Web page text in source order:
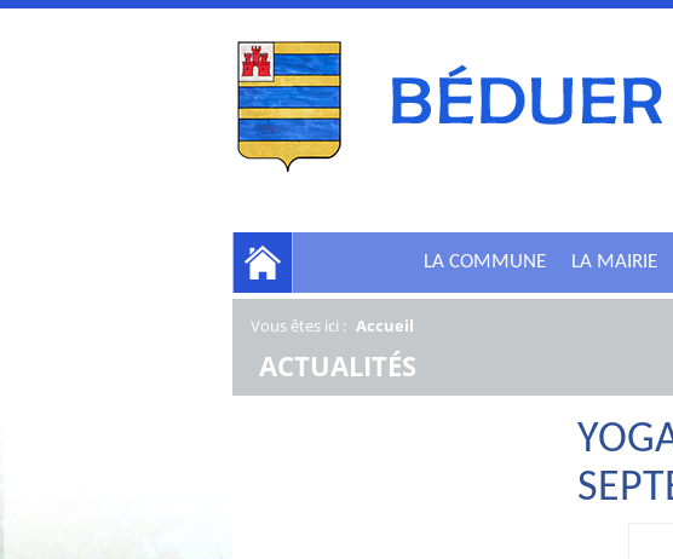
LA COMMUNE LA MAIRIE
Vous êtes ici : Accueil
ACTUALITÉS